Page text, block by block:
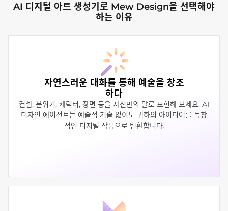
AI 디지털 아트 생성기로 Mew Design을 선택해야
하는 이유
자연스러운 대화를 통해 예술을 창조
하다
컨셉, 분위기, 캐릭터, 장면 등을 자신만의 말로 표현해 보세요. AI
디자인 에이전트는 예술적 기술 없이도 귀하의 아이디어를 독창
적인 디지털 작품으로 변환합니다.